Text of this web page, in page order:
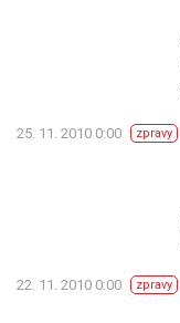
25. 11. 2010 0:00 zpravy
22. 11. 2010 0:00 zpravy